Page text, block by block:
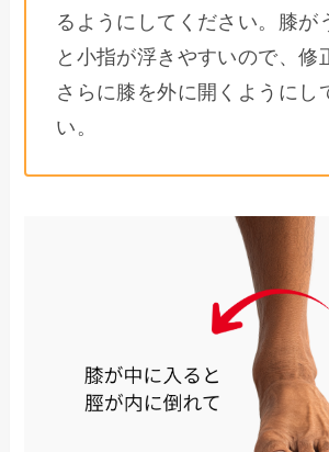
るようにしてください。膝が
と小指が浮きやすいので、修
さらに膝を外に開くようにし
い。